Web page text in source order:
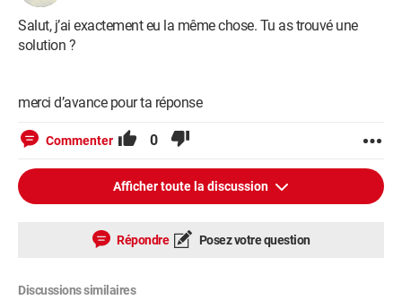
Salut, j’ai exactement eu la même chose. Tu as trouvé une
solution ?
merci d’avance pour ta réponse
Commenter 0
Afficher toute la discussion
Répondre Posez votre question
Discussions similaires